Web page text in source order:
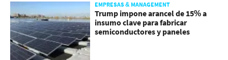
EMPRESAS & MANAGEMENT
Trump impone arancel de 15% a
insumo clave para fabricar
semiconductores y paneles